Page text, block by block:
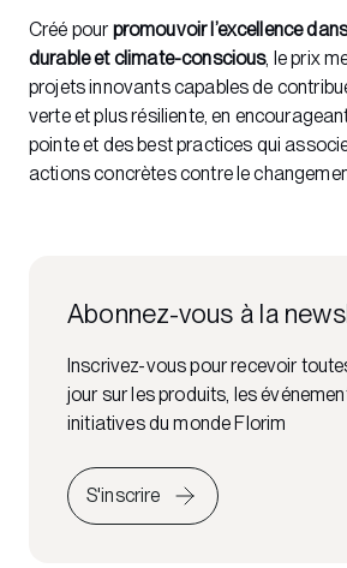
Créé pour promouvoir l’excellence
durable et climate-conscious, le prix
projets innovants capables de
verte et plus résiliente, en
pointe et des best practices qui
actions concrètes contre le
Abonnez-vous à la
Inscrivez-vous pour recevoir
jour sur les produits, les
initiatives du monde Florim
S'inscrire